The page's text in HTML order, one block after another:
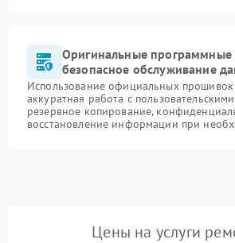
Оригинальные программные
безопасное обслуживание
Использование официальных
аккуратная работа с
резервное копирование,
восстановление информации при
Цены на услуги